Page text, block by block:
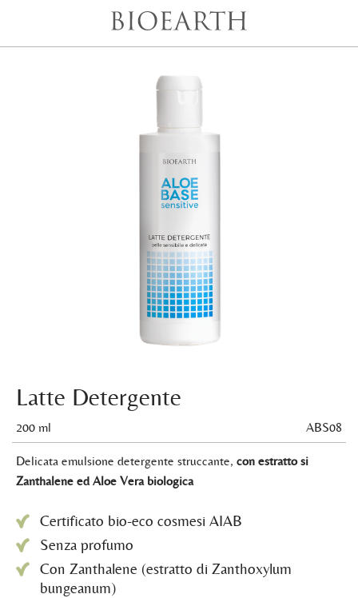
Latte Detergente
200 ml ABS08
Delicata emulsione detergente struccante, con estratto si
Zanthalene ed Aloe Vera biologica
Certificato bio-eco cosmesi AIAB
Senza profumo
Con Zanthalene (estratto di Zanthoxylum
bungeanum)